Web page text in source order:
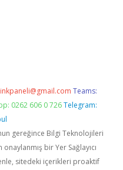
Teams:
0262 606 0 726 Telegram:
gereğince Bilgi Teknolojileri
bir Yer Sağlayıcı
sitedeki içerikleri proaktif